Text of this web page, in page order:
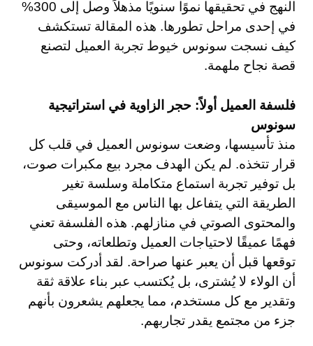
النهج في تحقيقها نموًا سنويًا مذهلاً وصل إلى 300%
في إحدى مراحل تطورها. هذه المقالة تستكشف
كيف نسجت سونوس خيوط تجربة العميل لتصنع
قصة نجاح ملهمة.
فلسفة العميل أولاً: حجر الزاوية في استراتيجية
سونوس
منذ تأسيسها، وضعت سونوس العميل في قلب كل
قرار تتخذه. لم يكن الهدف مجرد بيع مكبرات صوت،
بل توفير تجربة استماع متكاملة وسلسة تغير
الطريقة التي يتفاعل بها الناس مع الموسيقى
والمحتوى الصوتي في منازلهم. هذه الفلسفة تعني
فهمًا عميقًا لاحتياجات العميل وتطلعاته، وحتى
توقعها قبل أن يعبر عنها صراحة. لقد أدركت سونوس
أن الولاء لا يُشترى، بل يُكتسب عبر بناء علاقة ثقة
وتقدير مع كل مستخدم، مما يجعلهم يشعرون بأنهم
جزء من مجتمع يقدر تجاربهم.